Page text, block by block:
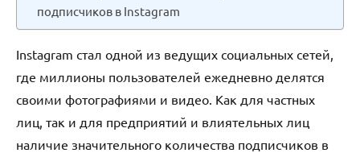
подписчиков в Instagram
Instagram стал одной из ведущих социальных сетей,
где миллионы пользователей ежедневно делятся
своими фотографиями и видео. Как для частных
лиц, так и для предприятий и влиятельных лиц
наличие значительного количества подписчиков в